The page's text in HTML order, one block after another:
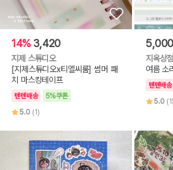
14% 3,420
지제 스튜디오
[지제스튜디오x티엘씨룸] 썸머 패
치 마스킹테이프
텐텐배송
5%쿠폰
5.0 (1)
5,000
지옥상점
여름 소
텐텐배송
5.0